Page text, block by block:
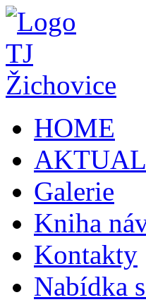
HOME
Galerie
Kniha
Kontakty
Nabídka